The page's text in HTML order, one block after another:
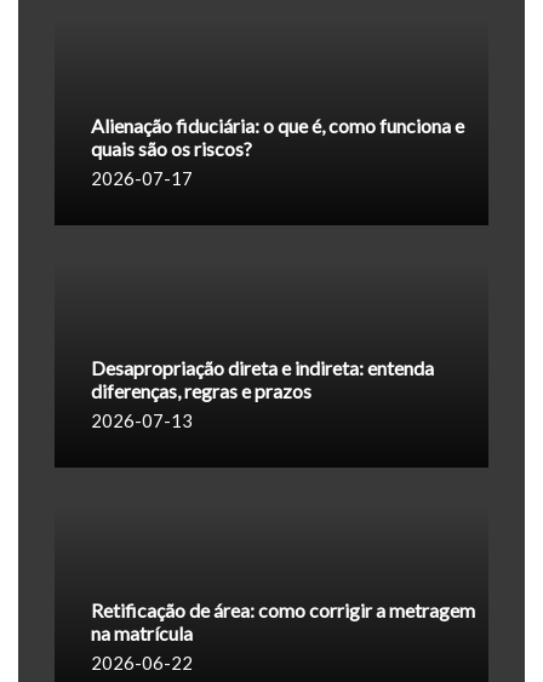
Alienação fiduciária: o que é, como funciona e
quais são os riscos?
2026-07-17
Desapropriação direta e indireta: entenda
diferenças, regras e prazos
2026-07-13
Retificação de área: como corrigir a metragem
na matrícula
2026-06-22